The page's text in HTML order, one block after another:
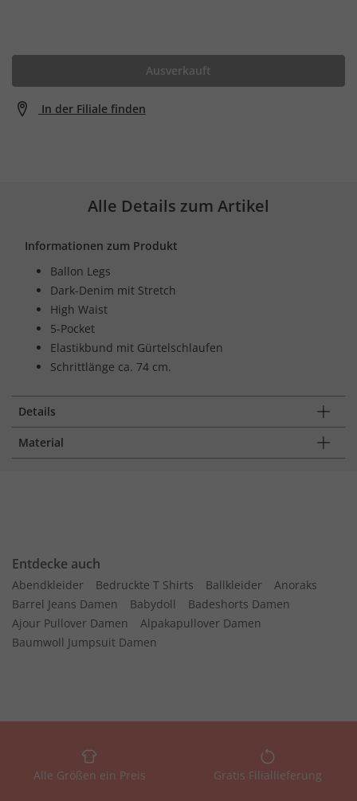
Ausverkauft
In der Filiale finden
Alle Details zum Artikel
Informationen zum Produkt
Ballon Legs
Dark-Denim mit Stretch
High Waist
5-Pocket
Elastikbund mit Gürtelschlaufen
Schrittlänge ca. 74 cm.
Details
Material
Entdecke auch
Abendkleider Bedruckte T Shirts Ballkleider
Anoraks
Barrel Jeans Damen
Babydoll
Badeshorts Damen
Ajour Pullover Damen
Alpakapullover Damen
Baumwoll Jumpsuit Damen
Alle Größen ein Preis Gratis Filiallieferung